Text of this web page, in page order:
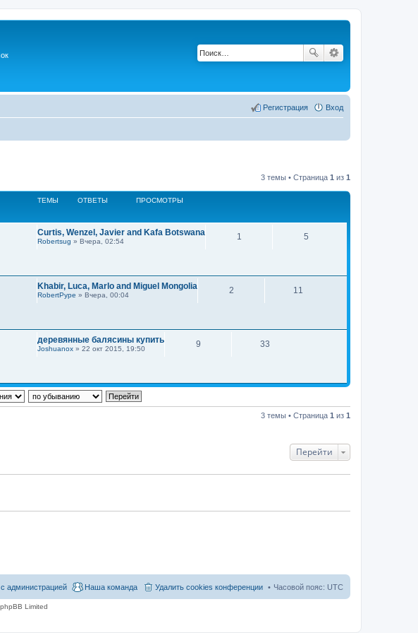
Вход
Регистрация
3 темы • Страница 1 из 1
ТЕМЫ ОТВЕТЫ
ПРОСМОТРЫ
Curtis, Wenzel, Javier and Kafa Botswana
Robertsug » Вчера, 02:54 1 5
Khabir, Luca, Marlo and Miguel Mongolia
RobertPype » Вчера, 00:04 2 11
деревянные балясины купить
Joshuanox » 22 окт 2015, 19:50 9 33
3 темы • Страница 1 из 1
Перейти
Часовой пояс: UTC
Удалить cookies конференции
Наша команда
администрацией
Limited